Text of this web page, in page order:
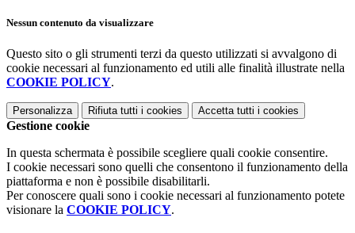
Nessun contenuto da visualizzare
Questo sito o gli strumenti terzi da questo utilizzati si avvalgono di
cookie necessari al funzionamento ed utili alle finalità illustrate nella
COOKIE POLICY.
Personalizza Rifiuta tutti i cookies Accetta tutti i cookies
Gestione cookie
In questa schermata è possibile scegliere quali cookie consentire.
I cookie necessari sono quelli che consentono il funzionamento della
piattaforma e non è possibile disabilitarli.
Per conoscere quali sono i cookie necessari al funzionamento potete
visionare la COOKIE POLICY.